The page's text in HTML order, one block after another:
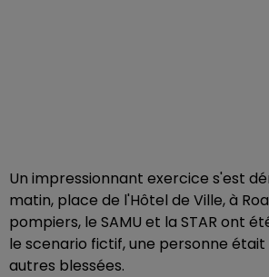
Un impressionnant exercice s'est
matin, place de l'Hôtel de Ville, à
pompiers, le SAMU et la STAR ont
le scenario fictif, une personne
autres blessées.